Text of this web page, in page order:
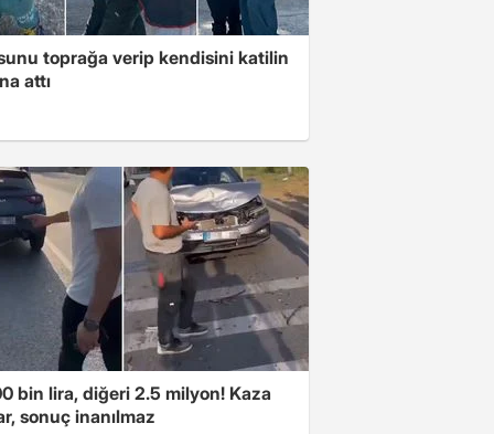
toprağa verip kendisini katilin
attı
bin lira, diğeri 2.5 milyon! Kaza
sonuç inanılmaz